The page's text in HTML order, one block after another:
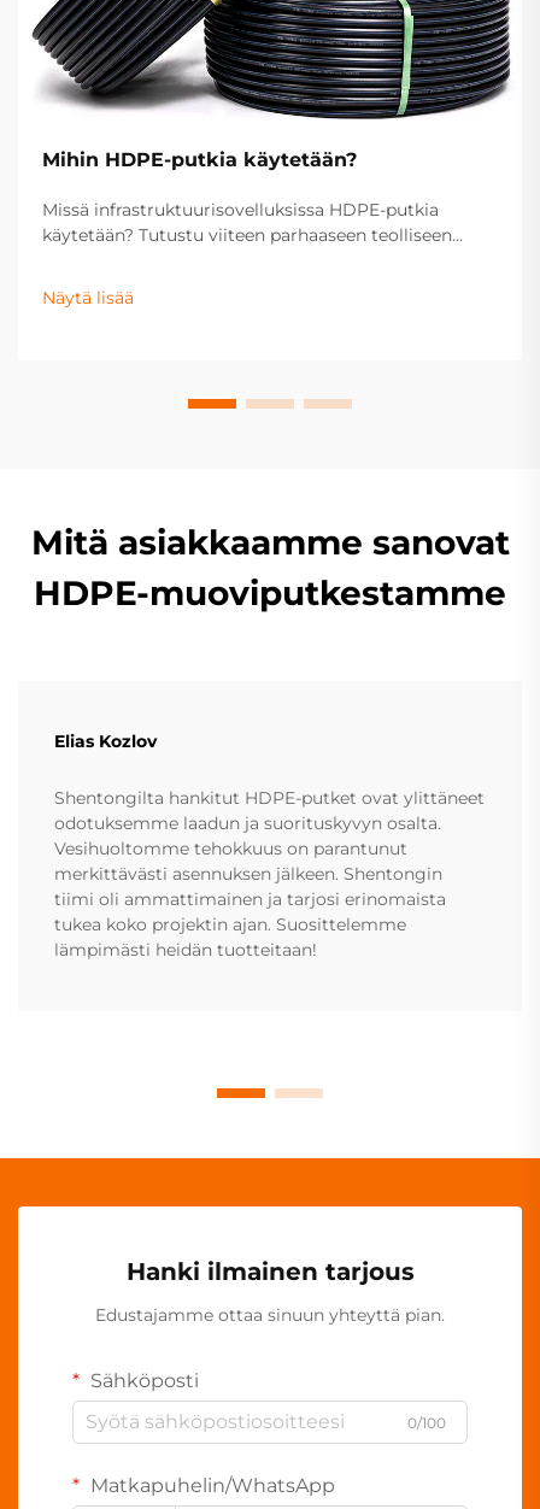
Mihin HDPE-putkia käytetään?
Missä infrastruktuurisovelluksissa HDPE-putkia
käytetään? Tutustu viiteen parhaaseen teolliseen
jätevesiin, salaojitykseen ja maatalouteen. Optimoi
projektisi tekniset vaatimukset jo nyt.
Näytä lisää
Mitä asiakkaamme sanovat
HDPE-muoviputkestamme
Elias Kozlov
Shentongilta hankitut HDPE-putket ovat ylittäneet
odotuksemme laadun ja suorituskyvyn osalta.
Vesihuoltomme tehokkuus on parantunut
merkittävästi asennuksen jälkeen. Shentongin
tiimi oli ammattimainen ja tarjosi erinomaista
tukea koko projektin ajan. Suosittelemme
lämpimästi heidän tuotteitaan!
Hanki ilmainen tarjous
Edustajamme ottaa sinuun yhteyttä pian.
Sähköposti
0/100
Matkapuhelin/WhatsApp